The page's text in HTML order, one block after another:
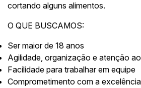
cortando alguns alimentos.
O QUE BUSCAMOS:
Ser maior de 18 anos
Agilidade, organização e atenção
Facilidade para trabalhar em equipe
Comprometimento com a